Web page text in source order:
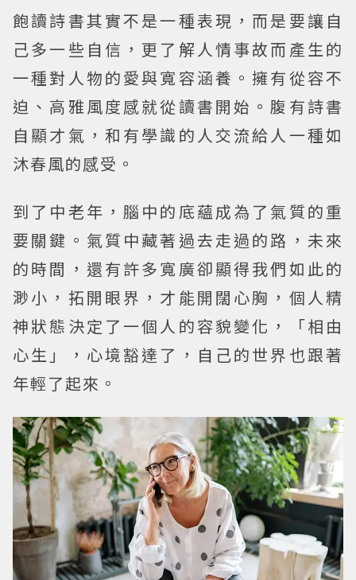
飽讀詩書其實不是一種表現，而是要讓自
己多一些自信，更了解人情事故而產生的
一種對人物的愛與寬容涵養。擁有從容不
迫、高雅風度感就從讀書開始。腹有詩書
自顯才氣，和有學識的人交流給人一種如
沐春風的感受。
到了中老年，腦中的底蘊成為了氣質的重
要關鍵。氣質中藏著過去走過的路，未來
的時間，還有許多寬廣卻顯得我們如此的
渺小，拓開眼界，才能開闊心胸，個人精
神狀態決定了一個人的容貌變化，「相由
心生」，心境豁達了，自己的世界也跟著
年輕了起來。